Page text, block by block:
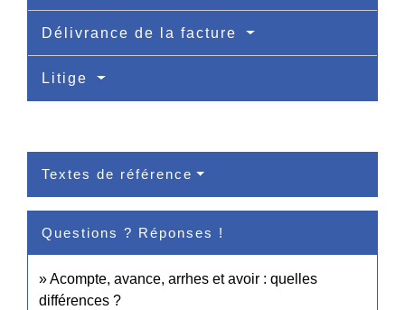
Délivrance de la facture
Litige
Textes de référence
Questions ? Réponses !
Acompte, avance, arrhes et avoir : quelles
différences ?